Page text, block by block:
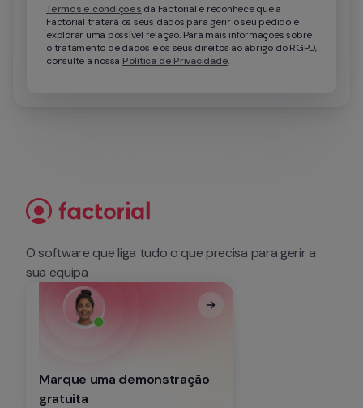
Termos e condições da Factorial e reconhece que a
Factorial tratará os seus dados para gerir o seu pedido e
explorar uma possível relação. Para mais informações sobre
o tratamento de dados e os seus direitos ao abrigo do RGPD,
consulte a nossa Política de Privacidade.
O software que liga tudo o que precisa para gerir a
sua equipa
Marque uma demonstração
gratuita